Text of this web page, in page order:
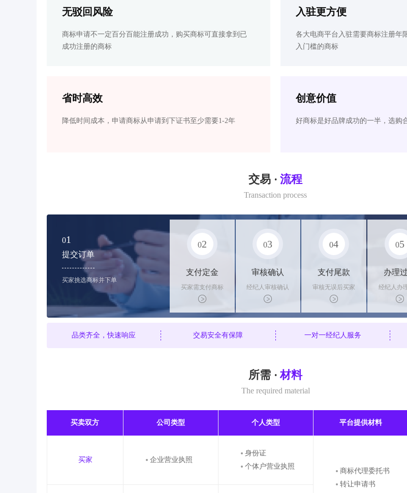
无驳回风险
商标申请不一定百分百能注册成功，购买商标可直接拿到已
成功注册的商标
入驻更方便
各大电商平台入驻需要商标注册年
入门槛的商标
省时高效
降低时间成本，申请商标从申请到下证书至少需要1-2年
创意价值
好商标是好品牌成功的一半，选购
交易 · 流程
Transaction process
01
提交订单
买家挑选商标并下单
02
支付定金
买家需支付商标
标价的10%的购
买订金
03
审核确认
经纪人审核确认
商标状态
04
支付尾款
审核无误后买家
支付尾款，卖家
办理相关手续
05
办理
经纪人办
转让手续
相关证
品类齐全，快速响应 交易安全有保障 一对一经纪人服务
所需 · 材料
The required material
买卖双方 公司类型 个人类型 平台提供材料
买家 企业营业执照
身份证
个体户营业执照
商标代理委托书
转让申请书